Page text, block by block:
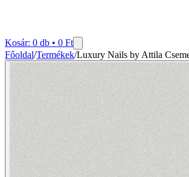
Kosár: 0 db • 0 Ft
Főoldal/Termékek/Luxury Nails by Attila